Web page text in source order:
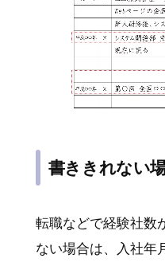
書ききれない
転職などで経験社数
ない場合は、入社年